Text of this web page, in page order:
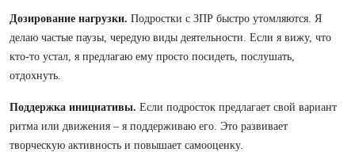
Дозирование нагрузки. Подростки с ЗПР быстро утомляются. Я
делаю частые паузы, чередую виды деятельности. Если я вижу, что
кто-то устал, я предлагаю ему просто посидеть, послушать,
отдохнуть.
Поддержка инициативы. Если подросток предлагает свой вариант
ритма или движения – я поддерживаю его. Это развивает
творческую активность и повышает самооценку.